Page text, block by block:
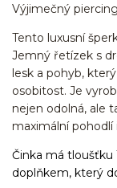
Výjimečný
Tento luxusní
Jemný řetízek s
lesk a pohyb,
osobitost. Je
nejen odolná, ale
maximální
Činka má tloušťku
doplňkem, který